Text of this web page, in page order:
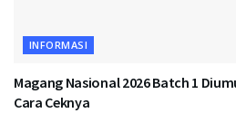
INFORMASI
Magang Nasional 2026 Batch 1
Cara Ceknya